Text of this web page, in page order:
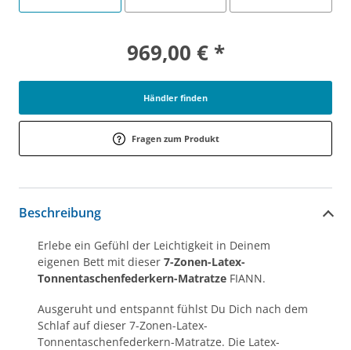
969,00 € *
Händler finden
Fragen zum Produkt
Beschreibung
Erlebe ein Gefühl der Leichtigkeit in Deinem
eigenen Bett mit dieser 7-Zonen-Latex-
Tonnentaschenfederkern-Matratze FIANN.
Ausgeruht und entspannt fühlst Du Dich nach dem
Schlaf auf dieser 7-Zonen-Latex-
Tonnentaschenfederkern-Matratze. Die Latex-